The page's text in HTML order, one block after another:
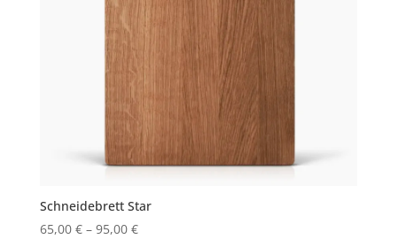
Schneidebrett Star
65,00 €– 95,00 €